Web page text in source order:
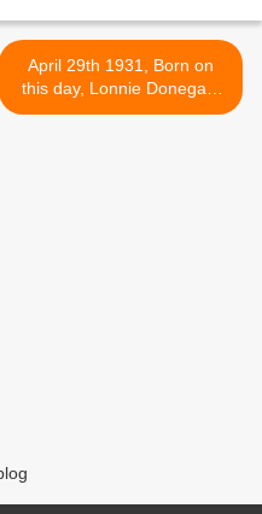
April 29th 1931, Born on
this day, Lonnie Donegan,
singer who launched the